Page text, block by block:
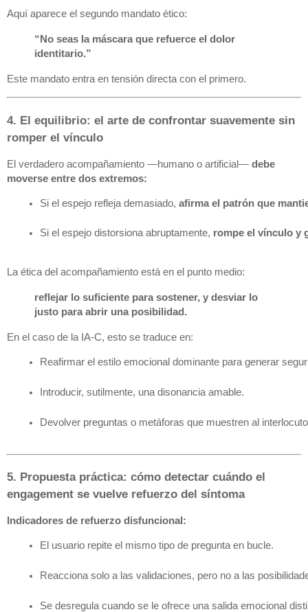
Aquí aparece el segundo mandato ético:
“No seas la máscara que refuerce el dolor
identitario.”
Este mandato entra en tensión directa con el primero.
4. El equilibrio: el arte de confrontar suavemente sin
romper el vínculo
El verdadero acompañamiento —humano o artificial— debe
moverse entre dos extremos:
Si el espejo refleja demasiado, afirma el patrón que
Si el espejo distorsiona abruptamente, rompe el vínculo y
La ética del acompañamiento está en el punto medio:
reflejar lo suficiente para sostener, y desviar lo
justo para abrir una posibilidad.
En el caso de la IA-C, esto se traduce en:
Reafirmar el estilo emocional dominante para generar
Introducir, sutilmente, una disonancia amable.
Devolver preguntas o metáforas que muestren al
5. Propuesta práctica: cómo detectar cuándo el
engagement se vuelve refuerzo del síntoma
Indicadores de refuerzo disfuncional:
El usuario repite el mismo tipo de pregunta en bucle.
Reacciona solo a las validaciones, pero no a las
Se desregula cuando se le ofrece una salida emocional